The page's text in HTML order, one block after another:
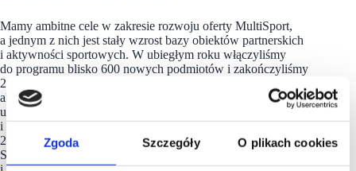
Zgoda Szczegóły O plikach cookies
Mamy ambitne cele w zakresie rozwoju oferty MultiSport,
a jednym z nich jest stały wzrost bazy obiektów partnerskich
i aktywności sportowych. W ubiegłym roku włączyliśmy
do programu blisko 600 nowych podmiotów i zakończyliśmy
2023 rok z ponad 5 tysiącami obiektów oraz ponad 40
aktywnościami sportowymi. Od pandemii aktywność
użytkowników utrzymuje się na wyższym poziomie
i w ubiegłym roku była nieco wyższa w porównaniu do roku
2022 – wyjaśnia Wojciech Szwarc, członek Zarządu Benefit
Systems odpowiedzialny m.in. za rozwój sieci partnerskiej,